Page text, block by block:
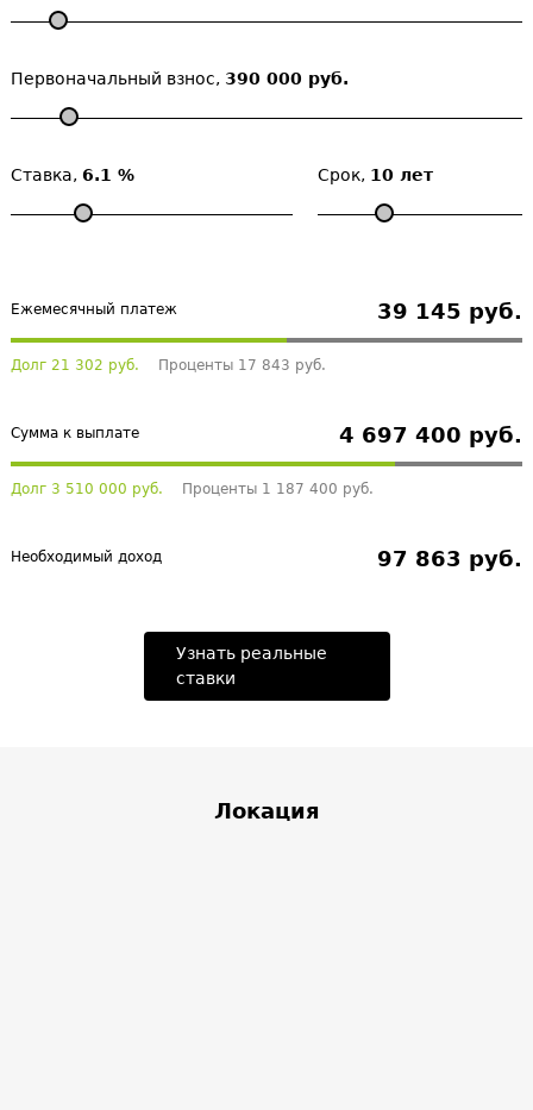
Первоначальный взнос, 390 000 руб.
Ставка, 6.1 % Срок, 10 лет
Ежемесячный платеж 39 145 руб.
Долг 21 302 руб. Проценты 17 843 руб.
Сумма к выплате 4 697 400 руб.
Долг 3 510 000 руб. Проценты 1 187 400 руб.
Необходимый доход 97 863 руб.
Узнать реальные
ставки
Локация